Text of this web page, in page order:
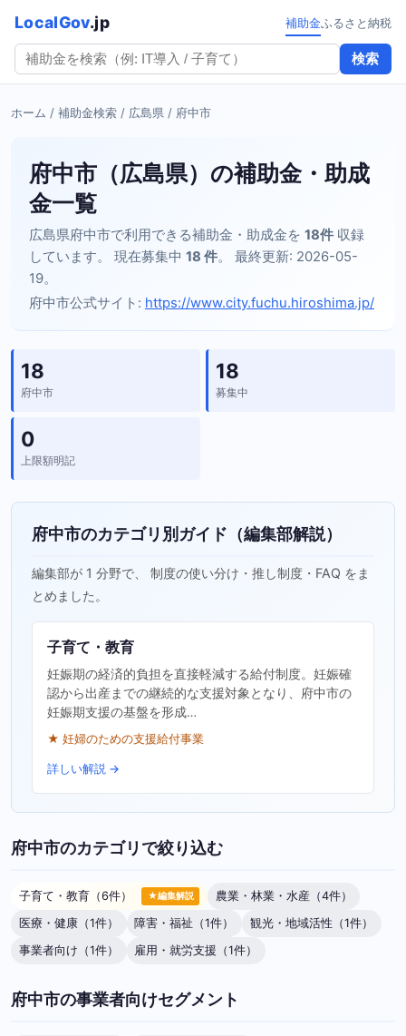
LocalGov.jp
検索
補助金ふるさと納税
ホーム / 補助金検索 / 広島県 / 府中市
府中市（広島県）の補助金・助成
金一覧
広島県府中市で利用できる補助金・助成金を 18件 収録
しています。 現在募集中 18 件。 最終更新: 2026-05-
19。
府中市公式サイト: https://www.city.fuchu.hiroshima.jp/
18
府中市
18
募集中
0
上限額明記
府中市のカテゴリ別ガイド（編集部解説）
編集部が 1 分野で、 制度の使い分け・推し制度・FAQ をま
とめました。
子育て・教育
妊娠期の経済的負担を直接軽減する給付制度。妊娠確
認から出産までの継続的な支援対象となり、府中市の
妊娠期支援の基盤を形成…
★ 妊婦のための支援給付事業
詳しい解説 →
府中市のカテゴリで絞り込む
子育て・教育（6件） ★編集解説
農業・林業・水産（4件）
医療・健康（1件）
障害・福祉（1件）
観光・地域活性（1件）
事業者向け（1件）
雇用・就労支援（1件）
府中市の事業者向けセグメント